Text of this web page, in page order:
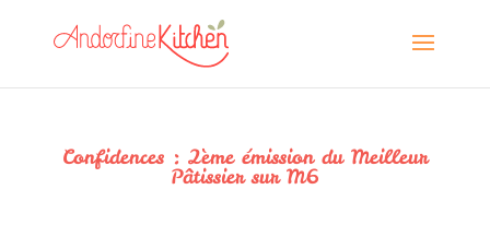
Confidences : 2ème émission du Meilleur
Pâtissier sur M6